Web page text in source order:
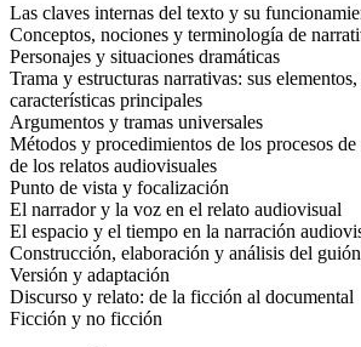
Las claves internas del texto y su
Conceptos, nociones y terminología de
Personajes y situaciones dramáticas
Trama y estructuras narrativas: sus
características principales
Argumentos y tramas universales
Métodos y procedimientos de los procesos
de los relatos audiovisuales
Punto de vista y focalización
El narrador y la voz en el relato audiovisual
El espacio y el tiempo en la narración
Construcción, elaboración y análisis del
Versión y adaptación
Discurso y relato: de la ficción al documental
Ficción y no ficción